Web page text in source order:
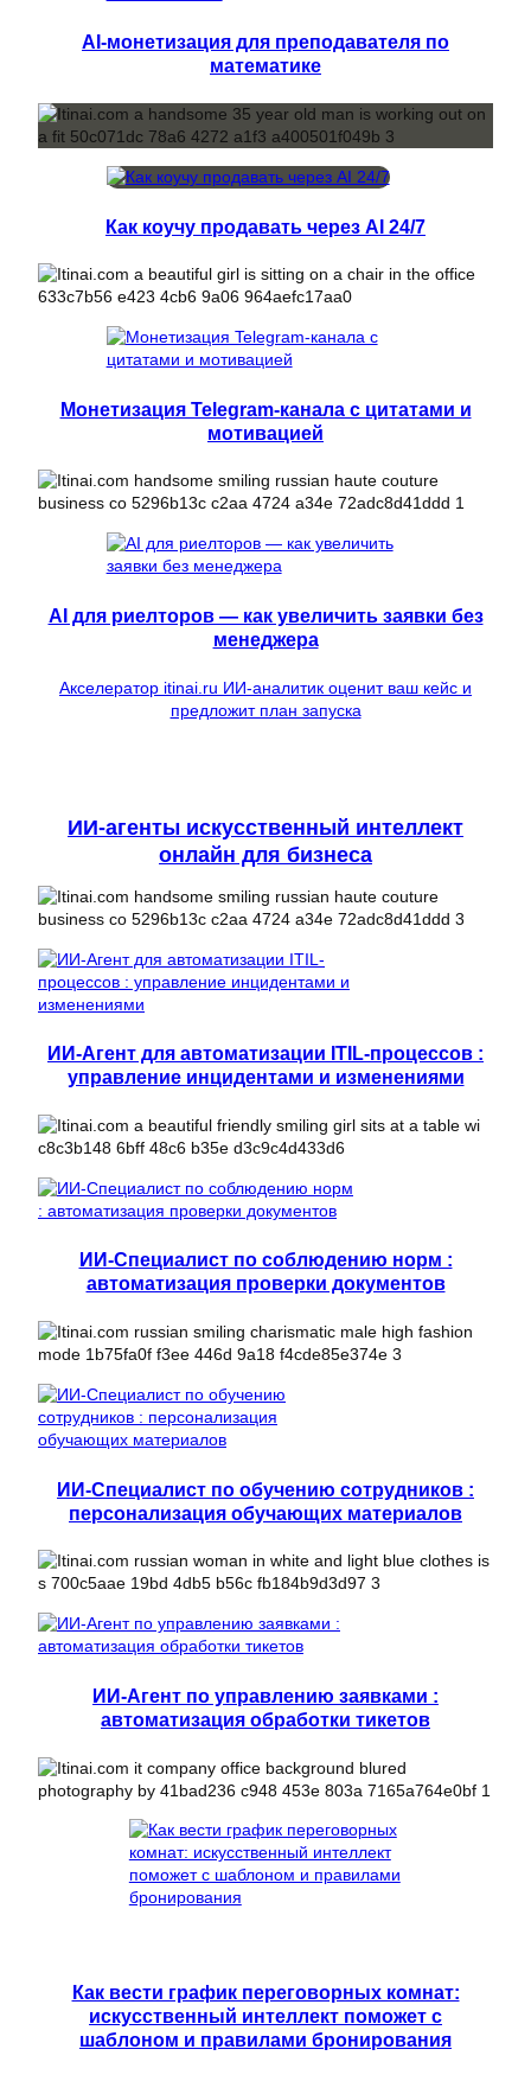
AI-монетизация для преподавателя по
математике
Как коучу продавать через AI 24/7
Монетизация Telegram-канала с цитатами и
мотивацией
AI для риелторов — как увеличить заявки без
менеджера
Акселератор itinai.ru ИИ-аналитик оценит ваш кейс и
предложит план запуска
ИИ-агенты искусственный интеллект
онлайн для бизнеса
ИИ-Агент для автоматизации ITIL-процессов :
управление инцидентами и изменениями
ИИ-Специалист по соблюдению норм :
автоматизация проверки документов
ИИ-Специалист по обучению сотрудников :
персонализация обучающих материалов
ИИ-Агент по управлению заявками :
автоматизация обработки тикетов
Как вести график переговорных комнат:
искусственный интеллект поможет с
шаблоном и правилами бронирования